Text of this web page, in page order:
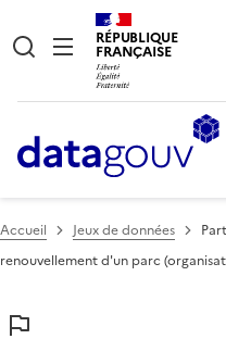
RÉPUBLIQUE
FRANÇAISE
Accueil Jeux de données
renouvellement d'un parc